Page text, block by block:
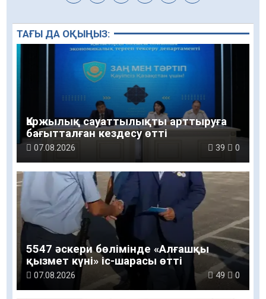
ТАҒЫ ДА ОҚЫҢЫЗ:
Қаржылық сауаттылықты арттыруға
бағытталған кездесу өтті
07.08.2026 39 0
5547 әскери бөлімінде «Алғашқы
қызмет күні» іс-шарасы өтті
07.08.2026 49 0